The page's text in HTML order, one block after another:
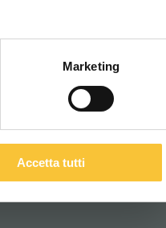
Marketing
Accetta tutti